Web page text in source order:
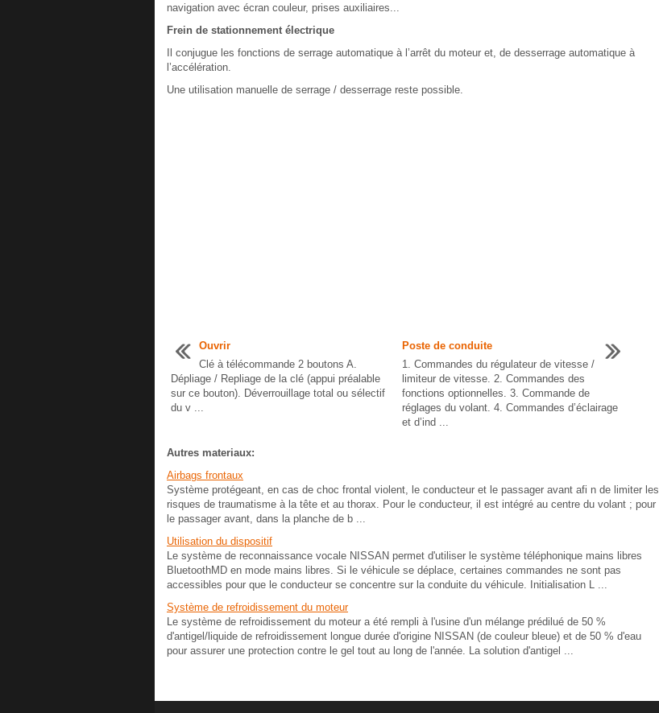
navigation avec écran couleur, prises auxiliaires...
Frein de stationnement électrique
Il conjugue les fonctions de serrage automatique à l’arrêt du moteur et, de desserrage automatique à
l’accélération.
Une utilisation manuelle de serrage / desserrage reste possible.
Ouvrir
Clé à télécommande 2 boutons A.
Dépliage / Repliage de la clé (appui préalable
sur ce bouton). Déverrouillage total ou sélectif
du v ...
Poste de conduite
1. Commandes du régulateur de vitesse /
limiteur de vitesse. 2. Commandes des
fonctions optionnelles. 3. Commande de
réglages du volant. 4. Commandes d’éclairage
et d’ind ...
Autres materiaux:
Airbags frontaux
Système protégeant, en cas de choc frontal violent, le conducteur et le passager avant afi n de limiter les
risques de traumatisme à la tête et au thorax. Pour le conducteur, il est intégré au centre du volant ; pour
le passager avant, dans la planche de b ...
Utilisation du dispositif
Le système de reconnaissance vocale NISSAN permet d'utiliser le système téléphonique mains libres
BluetoothMD en mode mains libres. Si le véhicule se déplace, certaines commandes ne sont pas
accessibles pour que le conducteur se concentre sur la conduite du véhicule. Initialisation L ...
Système de refroidissement du moteur
Le système de refroidissement du moteur a été rempli à l'usine d'un mélange prédilué de 50 %
d'antigel/liquide de refroidissement longue durée d'origine NISSAN (de couleur bleue) et de 50 % d'eau
pour assurer une protection contre le gel tout au long de l'année. La solution d'antigel ...